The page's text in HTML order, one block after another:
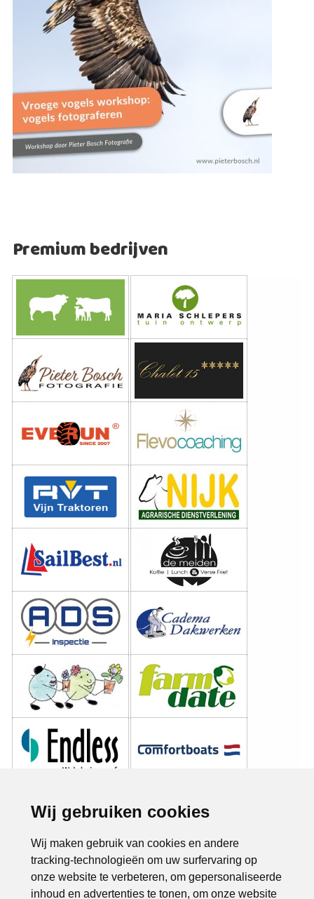
Wij gebruiken cookies
Wij maken gebruik van cookies en andere
tracking-technologieën om uw surfervaring op
onze website te verbeteren, om gepersonaliseerde
inhoud en advertenties te tonen, om onze website
Premium bedrijven